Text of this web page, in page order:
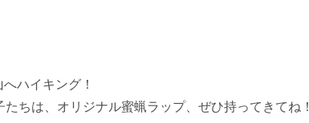
ハイキング！
ちは、オリジナル蜜蝋ラップ、ぜひ持ってきてね！